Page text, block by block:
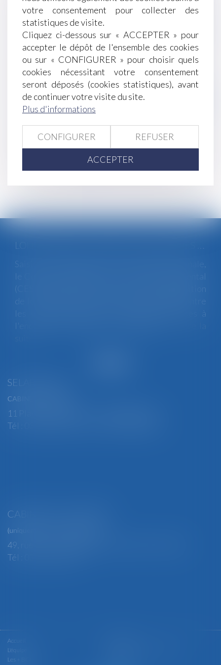
télétravail obligatoire à partir du 3 janvier
Les modalités de passage d'un temps plein à un
temps partiel
Comment identifier les pratiques commerciales
trompeuses?
Comment demander sa retraite anticipée?
Proposition de loi visant à faciliter le
changement de nom des enfants après un divorce
Un testament pour limiter les droits de l’héritier?
Licenciement d’une salariée protégée que
l’employeur ne peut réintégrer
<< < ... 138 139 140 141 142 143
144 ... > >>
Saisi par la Présidente de l'Assemblée nationale,
le Conseil économique, social et environnemental
(CESE) a adopté ce jour son avis sur la proposition
de loi visant à lutter de manière intégrale contre
les violences sexistes et sexuelles commises à
l'encontre des femmes et des enfants...
SELARL BGBJ
CABINET PRINCIPAL
11 Place Edmond Henry - 88000 ÉPINAL
Tél : 03 29 82 29 04 - Fax : 03 29 64 06 84
CABINET SECONDAIRE
(uniquement sur rendez-vous)
49, rue Thiers - 88100 SAINT-DIÉ DES VOSGES
Tél : 03 29 56 15 98
Accueil
L'équipe
Les + BGBJ
votre consentement pour collecter des
statistiques de visite.
Cliquez ci-dessous sur « ACCEPTER » pour
accepter le dépôt de l'ensemble des cookies
ou sur « CONFIGURER » pour choisir quels
cookies nécessitant votre consentement
seront déposés (cookies statistiques), avant
de continuer votre visite du site.
Plus d'informations
CONFIGURER REFUSER
ACCEPTER